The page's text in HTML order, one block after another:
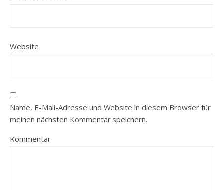
Website
Name, E-Mail-Adresse und Website in diesem Browser für
meinen nächsten Kommentar speichern.
Kommentar